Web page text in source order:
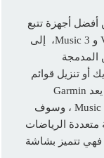
أجهزة تتبع
اللياقة البدنية، ما تجده مميز في Vivoactive 3 و 3 Music، إلى
المدمجة
أو تنزيل قوائم
التشغيل من Spotify و Deezer و iHeartRadio، يعد Garmin
Vivoactive 4 ترقية قوية إلى Vivoactive 3 و 3 Music ، وسوف
متعددة الرياضات
فهي تتميز بشاشة